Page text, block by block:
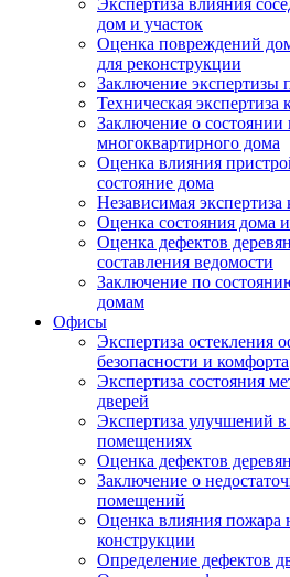
Экспертиза влияния
дом и участок
Оценка повреждений
для реконструкции
Заключение экспертизы
Техническая
Заключение о состоянии
многоквартирного дома
Оценка влияния
состояние дома
Независимая экспертиза
Оценка состояния дома
Оценка дефектов
составления ведомости
Заключение по
домам
Офисы
Экспертиза остекления
безопасности и комфорта
Экспертиза состояния
дверей
Экспертиза улучшений
помещениях
Оценка дефектов
Заключение о
помещений
Оценка влияния пожара
конструкции
Определение дефектов